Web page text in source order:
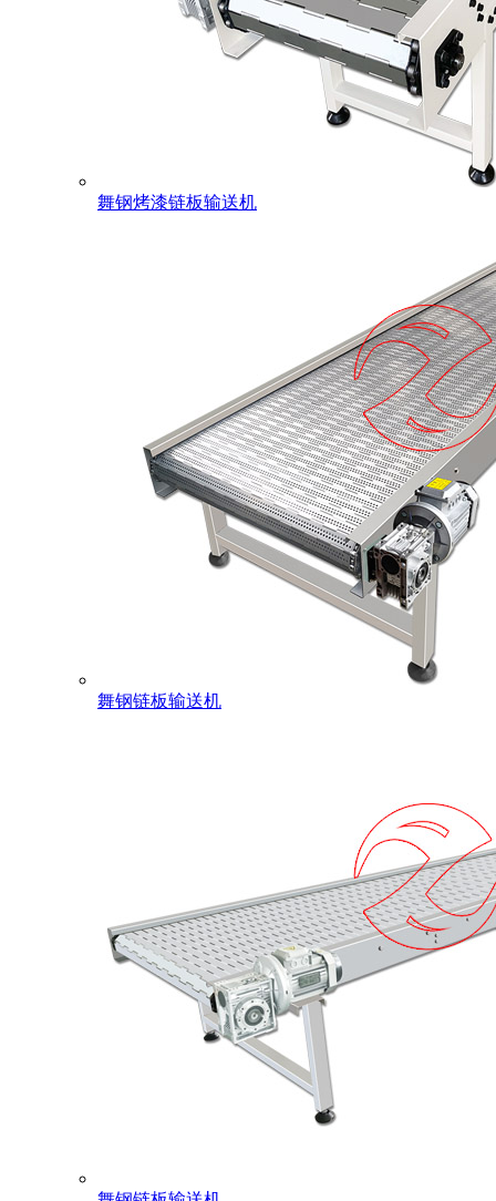
舞钢烤漆链板输送机
舞钢链板输送机